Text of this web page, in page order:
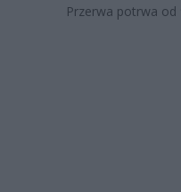
Przerwa potrwa od